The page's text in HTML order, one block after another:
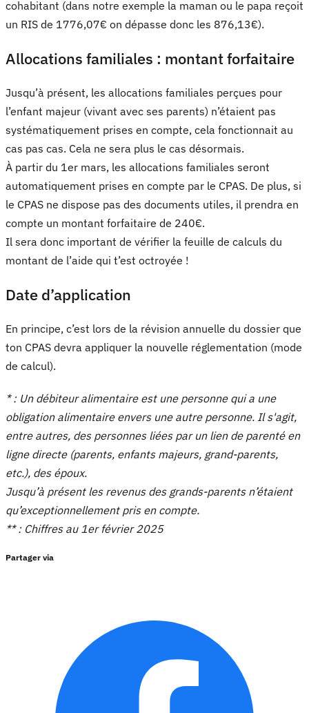
cohabitant (dans notre exemple la maman ou le papa reçoit
un RIS de 1776,07€ on dépasse donc les 876,13€).
Allocations familiales : montant forfaitaire
Jusqu’à présent, les allocations familiales perçues pour
l’enfant majeur (vivant avec ses parents) n’étaient pas
systématiquement prises en compte, cela fonctionnait au
cas pas cas. Cela ne sera plus le cas désormais.
À partir du 1er mars, les allocations familiales seront
automatiquement prises en compte par le CPAS. De plus, si
le CPAS ne dispose pas des documents utiles, il prendra en
compte un montant forfaitaire de 240€.
Il sera donc important de vérifier la feuille de calculs du
montant de l’aide qui t’est octroyée !
Date d’application
En principe, c’est lors de la révision annuelle du dossier que
ton CPAS devra appliquer la nouvelle réglementation (mode
de calcul).
* : Un débiteur alimentaire est une personne qui a une
obligation alimentaire envers une autre personne. Il s'agit,
entre autres, des personnes liées par un lien de parenté en
ligne directe (parents, enfants majeurs, grand-parents,
etc.), des époux.
Jusqu’à présent les revenus des grands-parents n’étaient
qu’exceptionnellement pris en compte.
** : Chiffres au 1er février 2025
Partager via